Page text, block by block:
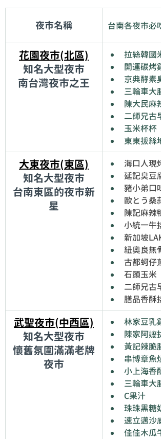
夜市名稱 台南各夜市必
花園夜市(北區)
知名大型夜市
南台灣夜市之王
拉絲韓國米
開運碳烤雞
京典酵素臭
三輪車大腸
陳大民麻辣
二師兄古早
玉米杯杯
東東拔絲地
大東夜市(東區)
知名大型夜市
台南東區的夜市新
星
海口人現烤
延記臭豆腐
豬小弟口
歐とう桑
陳記麻辣鴨
小統一牛排
新加坡
紐奧良無
古都蚵仔煎
石頭玉米
二師兄古早
膳品香酥排
武聖夜市(中西區)
知名大型夜市
懷舊氛圍滿滿老牌
夜市
林家豆乳雞
陳家阿嬤拔
黃記辣脆腸
串博章魚燒
小上海香酥
三輪車大腸
C果汁
珠珠黑糖奶
速立邁沙威
佳佳木瓜牛